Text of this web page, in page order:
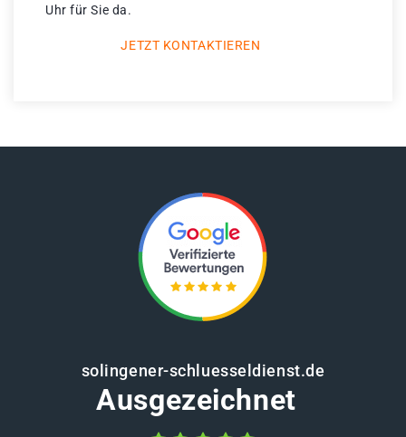
Uhr für Sie da.
JETZT KONTAKTIEREN
solingener-schluesseldienst.de
Ausgezeichnet